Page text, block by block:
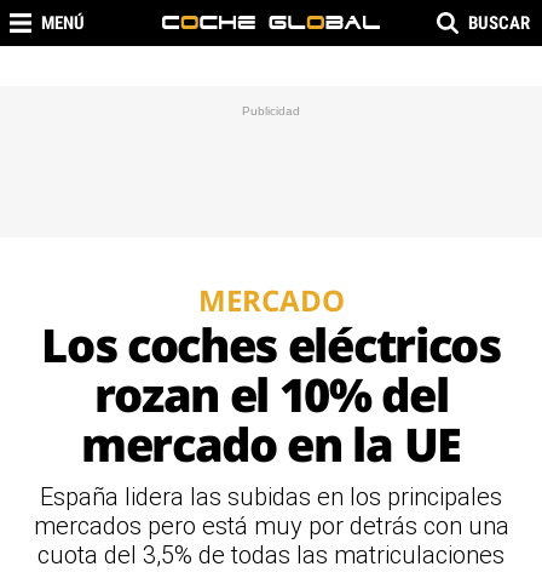
MENÚ BUSCAR
MERCADO
Los coches eléctricos
rozan el 10% del
mercado en la UE
España lidera las subidas en los principales
mercados pero está muy por detrás con una
cuota del 3,5% de todas las matriculaciones